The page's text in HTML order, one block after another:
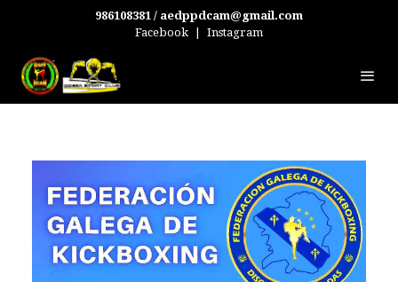
986108381 / aedppdcam@gmail.com
Facebook
Instagram